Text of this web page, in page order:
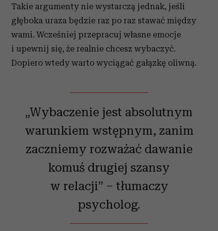
Takie argumenty nie wystarczą jednak, jeśli
głęboka uraza będzie raz po raz stawać między
wami. Wcześniej przepracuj własne emocje
i upewnij się, że realnie chcesz wybaczyć.
Dopiero wtedy warto wyciągać gałązkę oliwną.
„Wybaczenie jest absolutnym
warunkiem wstępnym, zanim
zaczniemy rozważać dawanie
komuś drugiej szansy
w relacji” – tłumaczy
psycholog.